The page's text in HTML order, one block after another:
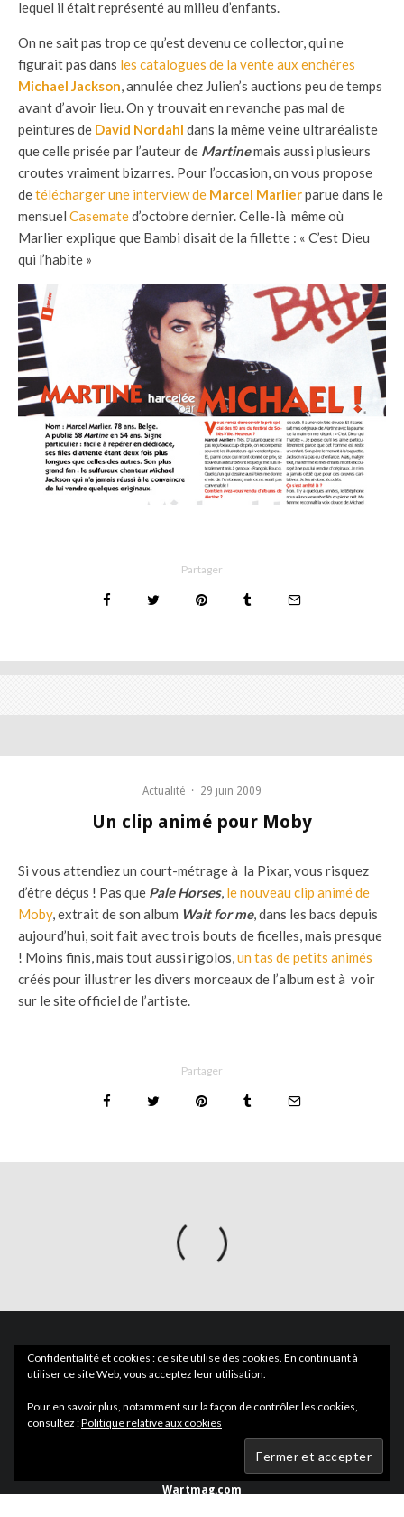
lequel il était représenté au milieu d’enfants.
On ne sait pas trop ce qu’est devenu ce collector, qui ne
figurait pas dans les catalogues de la vente aux enchères
Michael Jackson, annulée chez Julien’s auctions peu de temps
avant d’avoir lieu. On y trouvait en revanche pas mal de
peintures de David Nordahl dans la même veine ultraréaliste
que celle prisée par l’auteur de Martinemais aussi plusieurs
croutes vraiment bizarres. Pour l’occasion, on vous propose
detélécharger une interview de Marcel Marlierparue dans le
mensuel Casemated’octobre dernier. Celle-là même où
Marlier explique que Bambi disait de la fillette : « C’est Dieu
qui l’habite »
Partager
Actualité · 29 juin 2009
Un clip animé pour Moby
Si vous attendiez un court-métrage à la Pixar, vous risquez
d’être déçus ! Pas que Pale Horses, le nouveau clip animé de
Moby, extrait de son album Wait for me, dans les bacs depuis
aujourd’hui, soit fait avec trois bouts de ficelles, mais presque
! Moins finis, mais tout aussi rigolos, un tas de petits animés
créés pour illustrer les divers morceaux de l’album est à voir
sur le site officiel de l’artiste.
Partager
EN LIBRAIRIE
Wartmag.com
Confidentialité et cookies : ce site utilise des cookies. En continuant à
utiliser ce site Web, vous acceptez leur utilisation.
Pour en savoir plus, notamment sur la façon de contrôler les cookies,
consultez :Politique relative aux cookies